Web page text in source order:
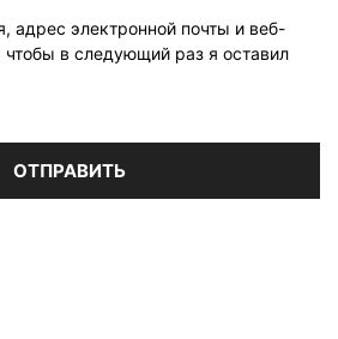
адрес электронной почты и веб-
чтобы в следующий раз я оставил